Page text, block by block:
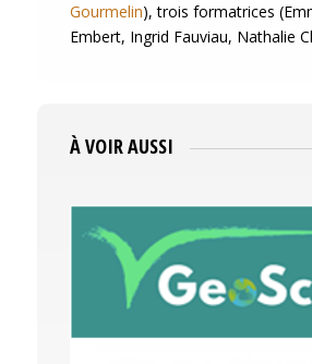
Gourmelin), trois formatrices
Embert, Ingrid Fauviau, Nathalie
À VOIR AUSSI